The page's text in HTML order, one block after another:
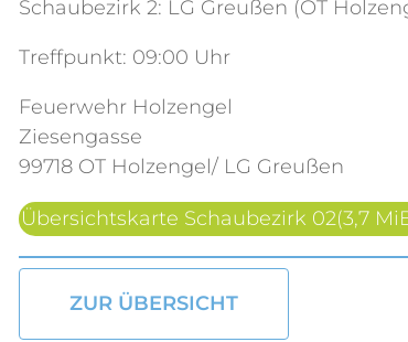
Schaubezirk 2: LG Greußen (OT
Treffpunkt: 09:00 Uhr
Feuerwehr Holzengel
Ziesengasse
99718 OT Holzengel/ LG Greußen
Übersichtskarte Schaubezirk 02(3,7
ZUR ÜBERSICHT